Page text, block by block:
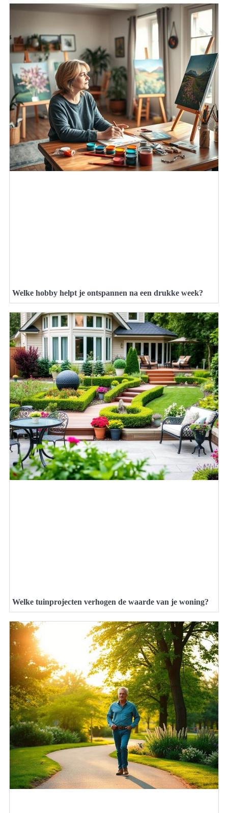
Welke hobby helpt je ontspannen na een drukke week?
Welke tuinprojecten verhogen de waarde van je woning?